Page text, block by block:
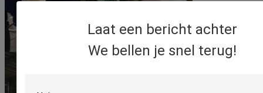
Laat een bericht achter
We bellen je snel terug!